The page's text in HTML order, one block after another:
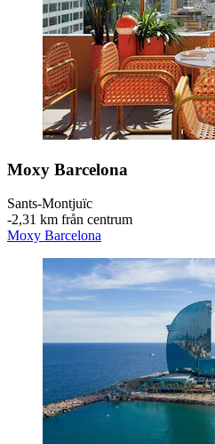
Moxy Barcelona
Sants-Montjuïc
‐2,31 km från centrum
Moxy Barcelona